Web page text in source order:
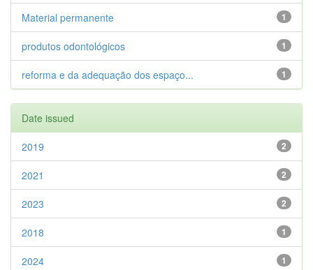
1
Material permanente
1
produtos odontológicos
1
reforma e da adequação dos espaço...
Date issued
2
2019
2
2021
2
2023
1
2018
1
2024